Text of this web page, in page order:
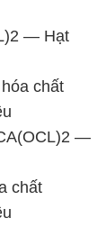
— Hạt
chất
—
chất